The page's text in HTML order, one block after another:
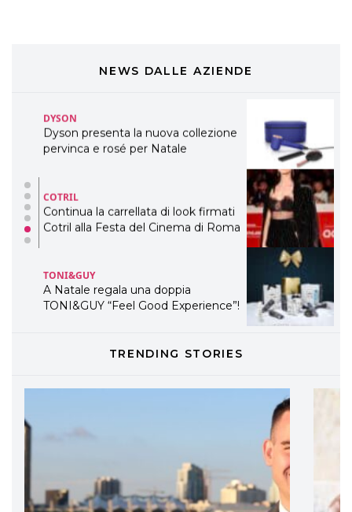
NEWS DALLE AZIENDE
WELLNESS CONGRESS 2022: I
DYSON
Dyson presenta la nuova collezione
pervinca e rosé per Natale
COTRIL
Continua la carrellata di look firmati
Cotril alla Festa del Cinema di Roma
TONI&GUY
A Natale regala una doppia
TONI&GUY “Feel Good Experience”!
LABEL.M lancia la sua innovativa ed
professionali
TRENDING STORIES